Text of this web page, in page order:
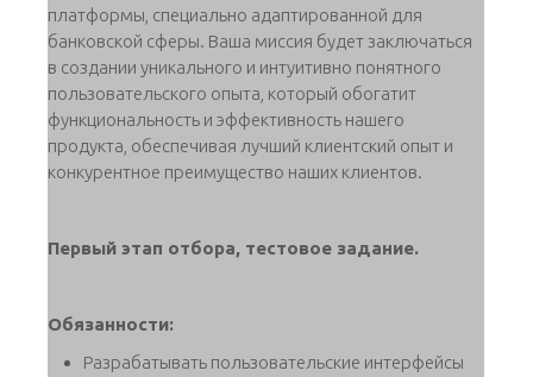
платформы, специально адаптированной для
банковской сферы. Ваша миссия будет заключаться
в создании уникального и интуитивно понятного
пользовательского опыта, который обогатит
функциональность и эффективность нашего
продукта, обеспечивая лучший клиентский опыт и
конкурентное преимущество наших клиентов.
Первый этап отбора, тестовое задание.
Обязанности:
Разрабатывать пользовательские интерфейсы